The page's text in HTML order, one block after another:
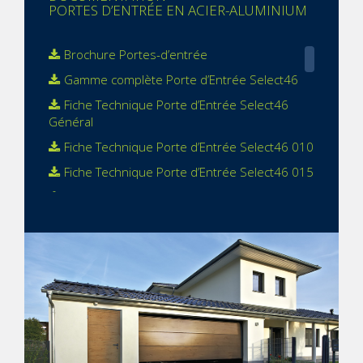
PORTES D’ENTRÉE EN ACIER-ALUMINIUM
Brochure Portes-d’entrée
Gamme complète Porte d’Entrée Select46
Fiche Technique Porte d’Entrée Select46
Général
Fiche Technique Porte d’Entrée Select46 010
Fiche Technique Porte d’Entrée Select46 015
Fiche Technique Porte d’Entrée Select46 030
Fiche Technique Porte d’Entrée Select46 045
Fiche Technique Porte d’Entrée Select46 100
Fiche Technique Porte d’Entrée Select46
200-210